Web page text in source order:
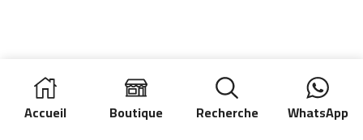
Accueil Boutique Recherche WhatsApp